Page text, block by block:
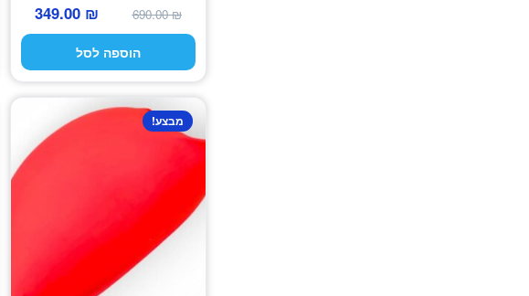
690.00₪
המחיר
המקורי
היה:
349.00 ₪
המחיר
הנוכחי
הוא:
הוספה לסל
מבצע!